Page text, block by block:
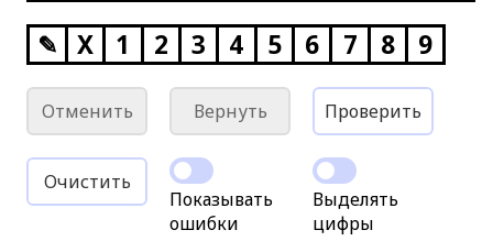
✎ X 1 2 3 4 5 6 7 8 9
Отменить Вернуть Проверить
Очистить
Показывать
ошибки
Выделять
цифры